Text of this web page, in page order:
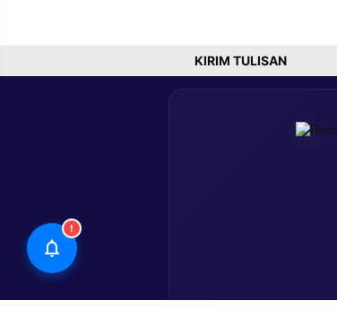
KIRIM TULISAN
!